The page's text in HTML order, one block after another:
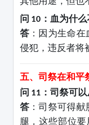
问 10：血为什么
答：因为生命在
侵犯，违反者将
五、司祭在和平
问 11 ：司祭可
答：司祭可得献
腿，这些部位要